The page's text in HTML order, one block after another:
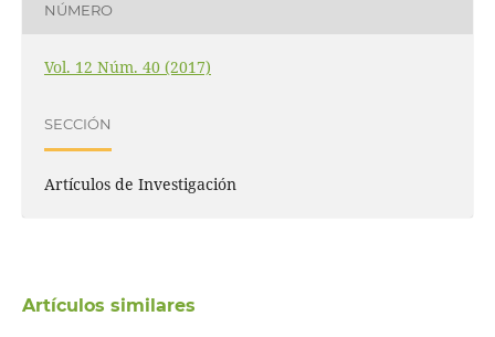
NÚMERO
Vol. 12 Núm. 40 (2017)
SECCIÓN
Artículos de Investigación
Artículos similares